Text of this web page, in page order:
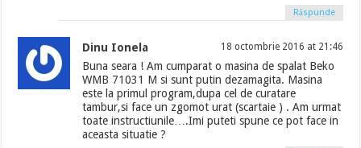
Răspunde
Dinu Ionela 18 octombrie 2016 at 21:46
Buna seara ! Am cumparat o masina de spalat Beko
WMB 71031 M si sunt putin dezamagita. Masina
este la primul program,dupa cel de curatare
tambur,si face un zgomot urat (scartaie ) . Am urmat
toate instructiunile….Imi puteti spune ce pot face in
aceasta situatie ?